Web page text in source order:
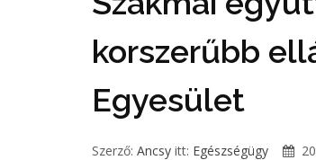
korszerűbb
Egyesület
Szerző: Ancsy itt: Egészségügy